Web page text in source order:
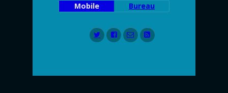
Mobile Bureau